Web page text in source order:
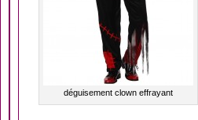
déguisement clown effrayant